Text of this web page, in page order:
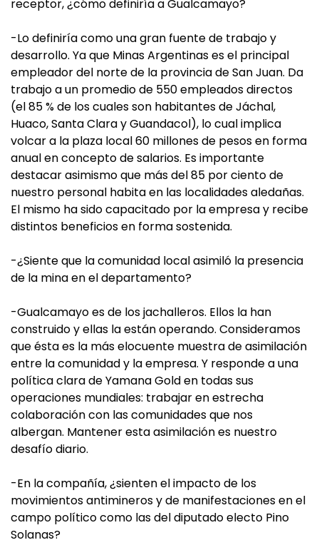
receptor, ¿cómo definiría a Gualcamayo?
-Lo definiría como una gran fuente de trabajo y
desarrollo. Ya que Minas Argentinas es el principal
empleador del norte de la provincia de San Juan. Da
trabajo a un promedio de 550 empleados directos
(el 85 % de los cuales son habitantes de Jáchal,
Huaco, Santa Clara y Guandacol), lo cual implica
volcar a la plaza local 60 millones de pesos en forma
anual en concepto de salarios. Es importante
destacar asimismo que más del 85 por ciento de
nuestro personal habita en las localidades aledañas.
El mismo ha sido capacitado por la empresa y recibe
distintos beneficios en forma sostenida.
-¿Siente que la comunidad local asimiló la presencia
de la mina en el departamento?
-Gualcamayo es de los jachalleros. Ellos la han
construido y ellas la están operando. Consideramos
que ésta es la más elocuente muestra de asimilación
entre la comunidad y la empresa. Y responde a una
política clara de Yamana Gold en todas sus
operaciones mundiales: trabajar en estrecha
colaboración con las comunidades que nos
albergan. Mantener esta asimilación es nuestro
desafío diario.
-En la compañía, ¿sienten el impacto de los
movimientos antimineros y de manifestaciones en el
campo político como las del diputado electo Pino
Solanas?